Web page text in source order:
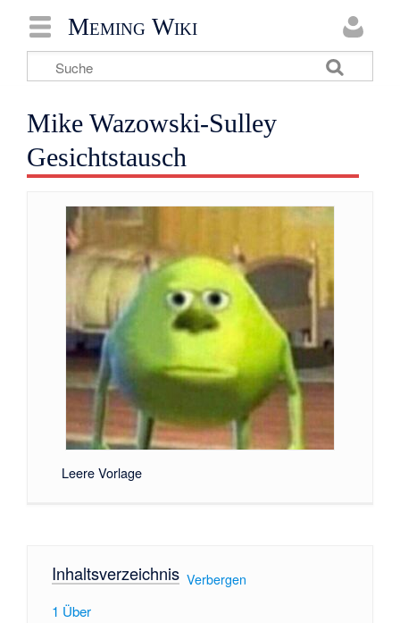
Meming Wiki
Mike Wazowski-Sulley
Gesichtstausch
Leere Vorlage
Inhaltsverzeichnis[ Verbergen
1 Über